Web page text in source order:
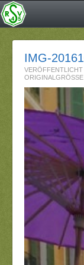
IMG-
VERÖFFENTLICHT